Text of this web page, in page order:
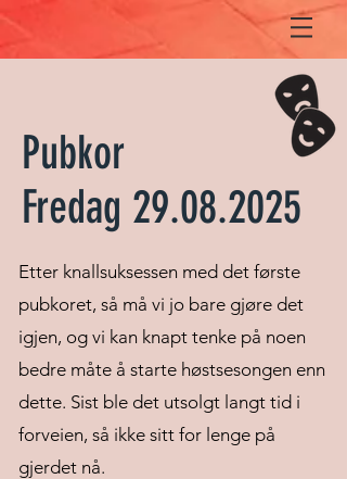
Pubkor
Fredag 29.08.2025
Etter knallsuksessen med det første
pubkoret, så må vi jo bare gjøre det
igjen, og vi kan knapt tenke på noen
bedre måte å starte høstsesongen enn
dette. Sist ble det utsolgt langt tid i
forveien, så ikke sitt for lenge på
gjerdet nå.